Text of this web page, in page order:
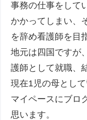
事務の仕事をして
かかってしまい、
を辞め看護師を目
地元は四国ですが
護師として就職、
現在1児の母として
マイペースにブロ
思います。